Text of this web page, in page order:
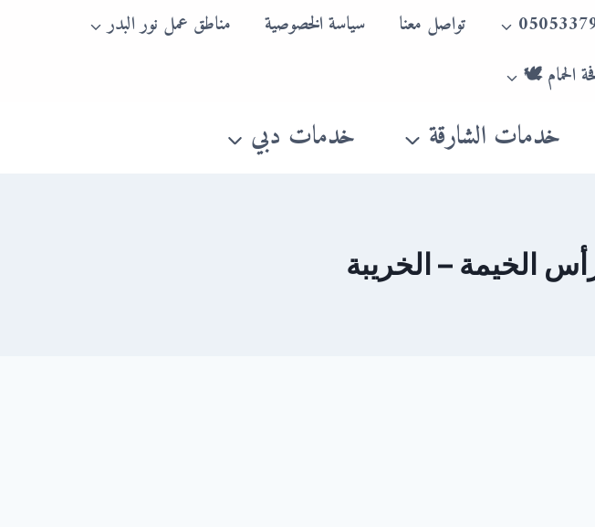
تواصل معنا سياسة الخصوصية
مناطق عمل نور البدر
الحمام 🕊
خدمات الشارقة خدمات دبي
الخيمة – الخريبة